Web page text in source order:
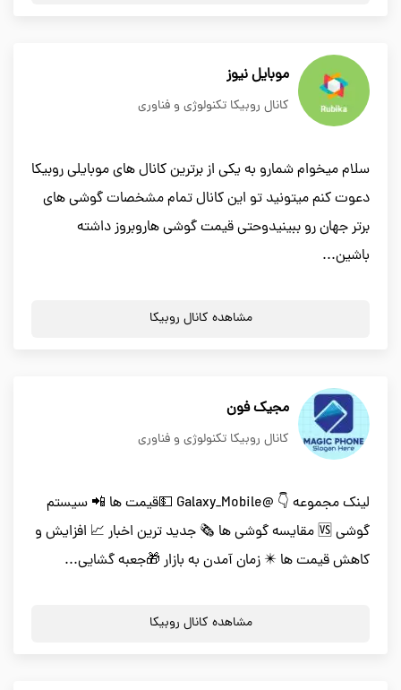
موبایل نیوز
کانال روبیکا تکنولوژی و فناوری
سلام میخوام شمارو به یکی از برترین کانال های موبایلی روبیکا
دعوت کنم میتونید تو این کانال تمام مشخصات گوشی های
برتر جهان رو ببینیدوحتی قیمت گوشی هاروبروز داشته
باشین...
مشاهده کانال روبیکا
مجیک فون
کانال روبیکا تکنولوژی و فناوری
لینک مجموعه 👇 @Galaxy_Mobile 💵قیمت ها 📲 سیستم
گوشی 🆚 مقایسه گوشی ها 🗞 جدید ترین اخبار 📈 افزایش و
کاهش قیمت ها ✴️ زمان آمدن به بازار 🎁جعبه گشایی...
مشاهده کانال روبیکا